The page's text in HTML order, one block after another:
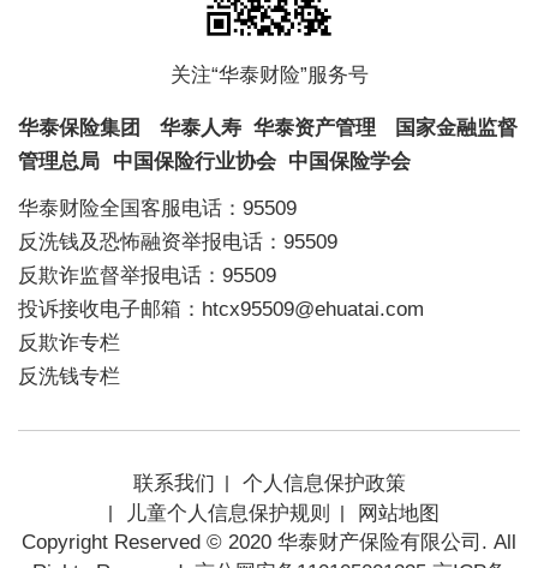
关注“华泰财险”服务号
华泰保险集团 华泰人寿 华泰资产管理
国家金融监督
管理总局
中国保险行业协会 中国保险学会
华泰财险全国客服电话：95509
反洗钱及恐怖融资举报电话：95509
反欺诈监督举报电话：95509
投诉接收电子邮箱：htcx95509@ehuatai.com
反欺诈专栏
反洗钱专栏
联系我们
个人信息保护政策
儿童个人信息保护规则
网站地图
Copyright Reserved © 2020 华泰财产保险有限公司. All